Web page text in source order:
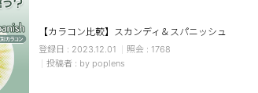
【カラコン比較】スカンディ＆スパニッシュ
2023.12.01
1768
by poplens